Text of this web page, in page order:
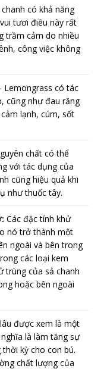
có khả năng
tươi điều này rất
trầm cảm do nhiều
công việc không
Lemongrass có tác
cũng như đau răng
lạnh, cúm, sốt
chất có thể
với tác dụng của
cũng hiệu quả khi
như thuốc tây.
Các đặc tính khử
nó trở thành một
ngoài và bên trong
các loại kem
trùng của sả chanh
hoặc bên ngoài
được xem là một
là làm tăng sự
kỳ cho con bú.
chất lượng của